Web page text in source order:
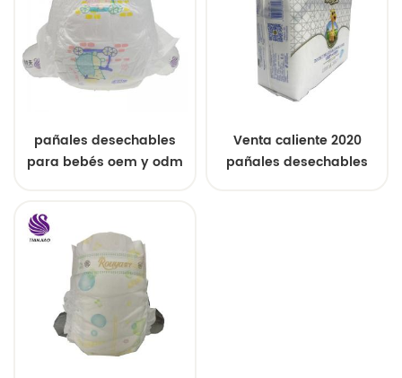
pañales desechables
para bebés oem y odm
Venta caliente 2020
pañales desechables